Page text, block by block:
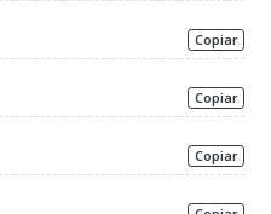
Copiar
Copiar
Copiar